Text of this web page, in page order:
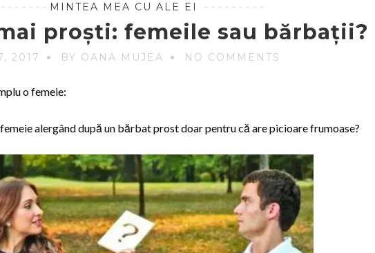
MINTEA MEA CU ALE EI
proști: femeile sau bărbații?
2017 BY OANA MUJEA NO COMMENTS
o femeie:
alergând după un bărbat prost doar pentru că are picioare frumoase?